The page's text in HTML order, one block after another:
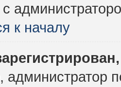
с
к началу